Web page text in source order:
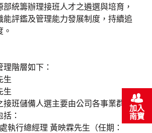
統籌辦理接班人才之遴選與培育，
能評鑑及管理能力發展制度，持續追
階層如下：
生
生
接班儲備人選主要由公司各事業群高
：
執行總經理 黃映霖先生（任期：
加入
南寶